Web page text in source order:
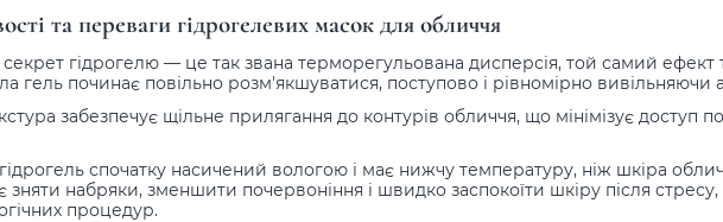
та переваги гідрогелевих масок для обличчя
гідрогелю — це так звана терморегульована дисперсія, той самий ефект
гель починає повільно розм'якшуватися, поступово і рівномірно вивільняючи
забезпечує щільне прилягання до контурів обличчя, що мінімізує доступ
спочатку насичений вологою і має нижчу температуру, ніж шкіра
зняти набряки, зменшити почервоніння і швидко заспокоїти шкіру після
процедур.